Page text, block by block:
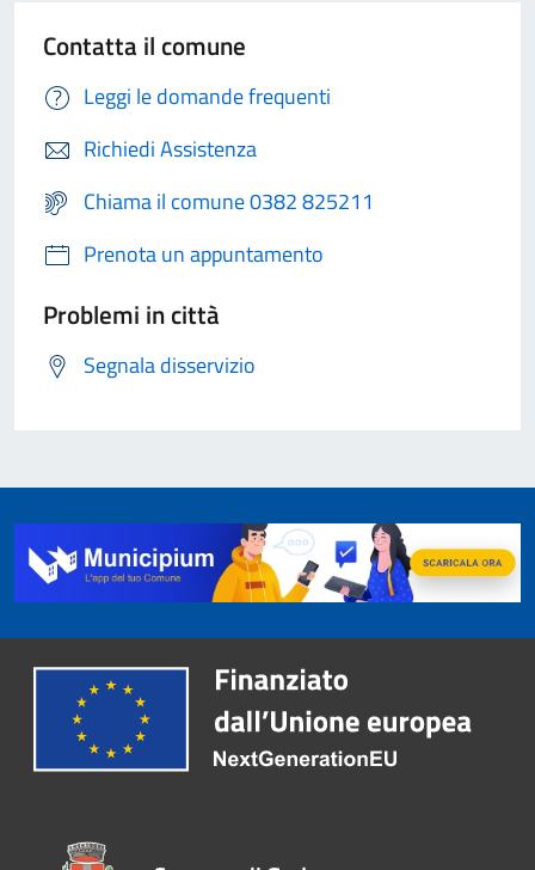
Contatta il comune
Leggi le domande frequenti
Richiedi Assistenza
Chiama il comune 0382 825211
Prenota un appuntamento
Problemi in città
Segnala disservizio